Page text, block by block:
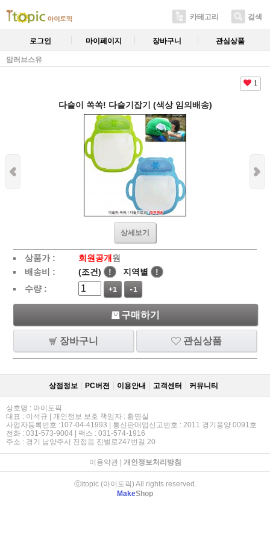
카테고리 검색
로그인 마이페이지 장바구니 관심상품
맘러브스유
1
다슬이 쏙쏙! 다슬기잡기 (색상 임의배송)
상세보기
상품가 : 회원공개 원
배송비 :
(조건) ! 지역별
!
수량 :
+1 -1
구매하기
장바구니 관심상품
상점정보 PC버젼 이용안내 고객센터 커뮤니티
상호명 : 아이토픽
대표 : 이석규 | 개인정보 보호 책임자 : 황명실
사업자등록번호 :107-04-41993 | 통신판매업신고번호 : 2011 경기풍양 0091호
전화 : 031-573-9004 | 팩스 : 031-574-1916
주소 : 경기 남양주시 진접읍 진벌로247번길 20
이용약관| 개인정보처리방침
ⓒitopic (아이토픽) All rights reserved.
MakeShop